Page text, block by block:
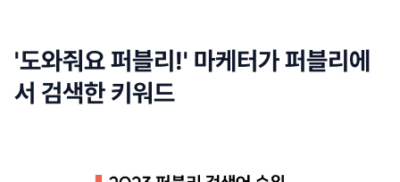
'도와줘요 퍼블리!' 마케터가 퍼블리에
서 검색한 키워드